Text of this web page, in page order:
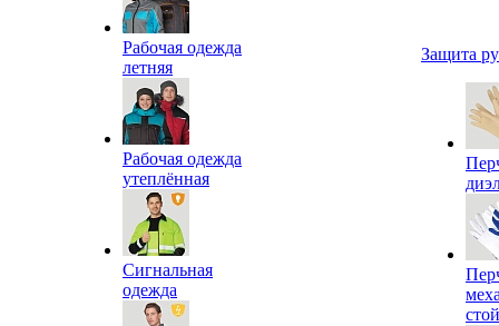
Рабочая одежда
летняя
Рабочая одежда
утеплённая
Сигнальная
одежда
Защита